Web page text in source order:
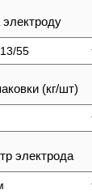
(кг/шт)
электрода